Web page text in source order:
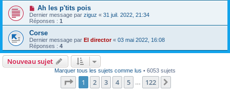
Ah les p'tits pois
Dernier message par ziguz « 31 juil. 2022, 21:34
Réponses : 1
Corse
Dernier message par El director« 03 mai 2022, 16:08
Réponses : 4
Nouveau sujet
Marquer tous les sujets comme lus • 6053 sujets
Page 1sur122
1 2 3 4 5 122